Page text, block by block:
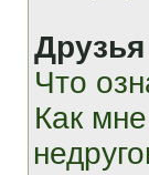
Что
Как